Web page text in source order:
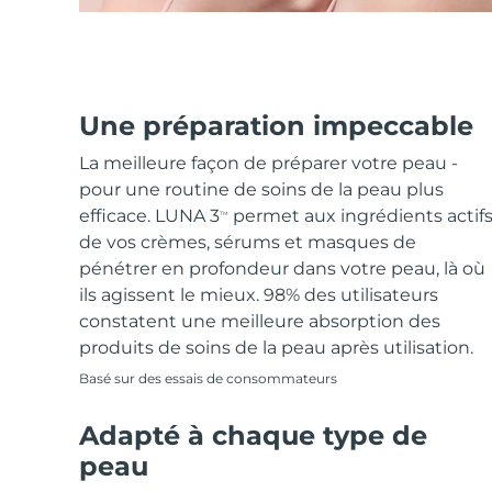
Une préparation impeccable
La meilleure façon de préparer votre peau -
pour une routine de soins de la peau plus
efficace. LUNA 3TM
permet aux ingrédients actifs
de vos crèmes, sérums et masques de
pénétrer en profondeur dans votre peau, là où
ils agissent le mieux. 98% des utilisateurs
constatent une meilleure absorption des
produits de soins de la peau après utilisation.
Basé sur des essais de consommateurs
Adapté à chaque type de
peau